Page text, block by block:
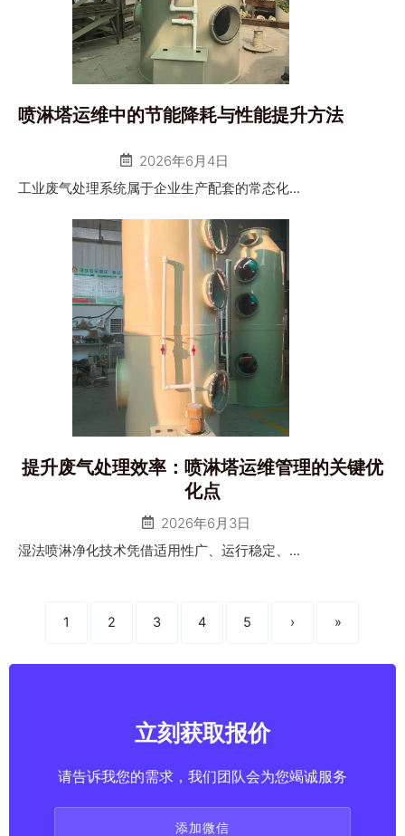
喷淋塔运维中的节能降耗与性能提升方法
2026年6月4日
工业废气处理系统属于企业生产配套的常态化...
提升废气处理效率：喷淋塔运维管理的关键优
化点
2026年6月3日
湿法喷淋净化技术凭借适用性广、运行稳定、...
1 2 3 4 5 › »
立刻获取报价
请告诉我您的需求，我们团队会为您竭诚服务
添加微信